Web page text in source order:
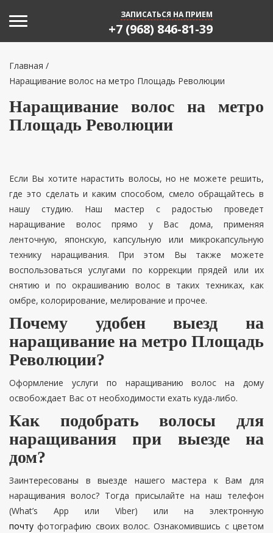
ЗАПИСАТЬСЯ НА ПРИЕМ
+7 (968) 846-81-39
Главная /
Наращивание волос на метро Площадь Революции
Наращивание волос на метро
Площадь Революции
Если Вы хотите нарастить волосы, но не можете решить,
где это сделать и каким способом, смело обращайтесь в
нашу студию. Наш мастер с радостью проведет
наращивание волос прямо у Вас дома, применяя
ленточную, японскую, капсульную или микрокапсульную
технику наращивания. При этом Вы также можете
воспользоваться услугами по коррекции прядей или их
снятию и по окрашиванию волос в таких техниках, как
омбре, колорирование, мелирование и прочее.
Почему удобен выезд на
наращивание на метро Площадь
Революции?
Оформление услуги по наращиванию волос на дому
освобождает Вас от необходимости ехать куда-либо.
Как подобрать волосы для
наращивания при выезде на
дом?
Заинтересованы в выезде нашего мастера к Вам для
наращивания волос? Тогда присылайте на наш телефон
(What’s App или Viber) или на электронную
почту фотографию своих волос. Ознакомившись с цветом